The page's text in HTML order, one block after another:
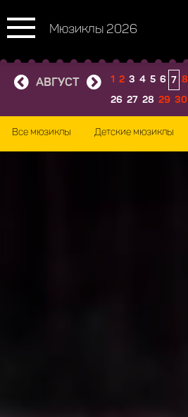
Мюзиклы 2026
АВГУСТ 1 2 3 4 5 6 7 8
26 27 28 29 30
Все мюзиклы Детские мюзиклы